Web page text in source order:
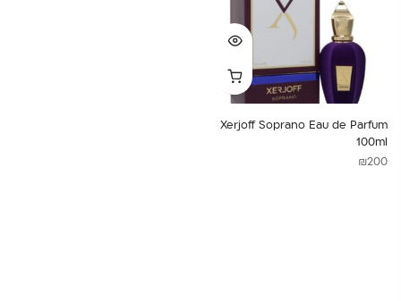
Xerjoff Soprano Eau de Parfum
100ml
₪200